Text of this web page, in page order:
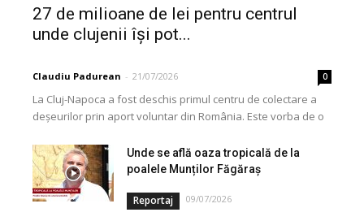
27 de milioane de lei pentru centrul
unde clujenii își pot...
Claudiu Padurean - 21/07/2026 0
La Cluj-Napoca a fost deschis primul centru de colectare a
deșeurilor prin aport voluntar din România. Este vorba de o
Unde se află oaza tropicală de la
poalele Munților Făgăraș
Reportaj 09/07/2026